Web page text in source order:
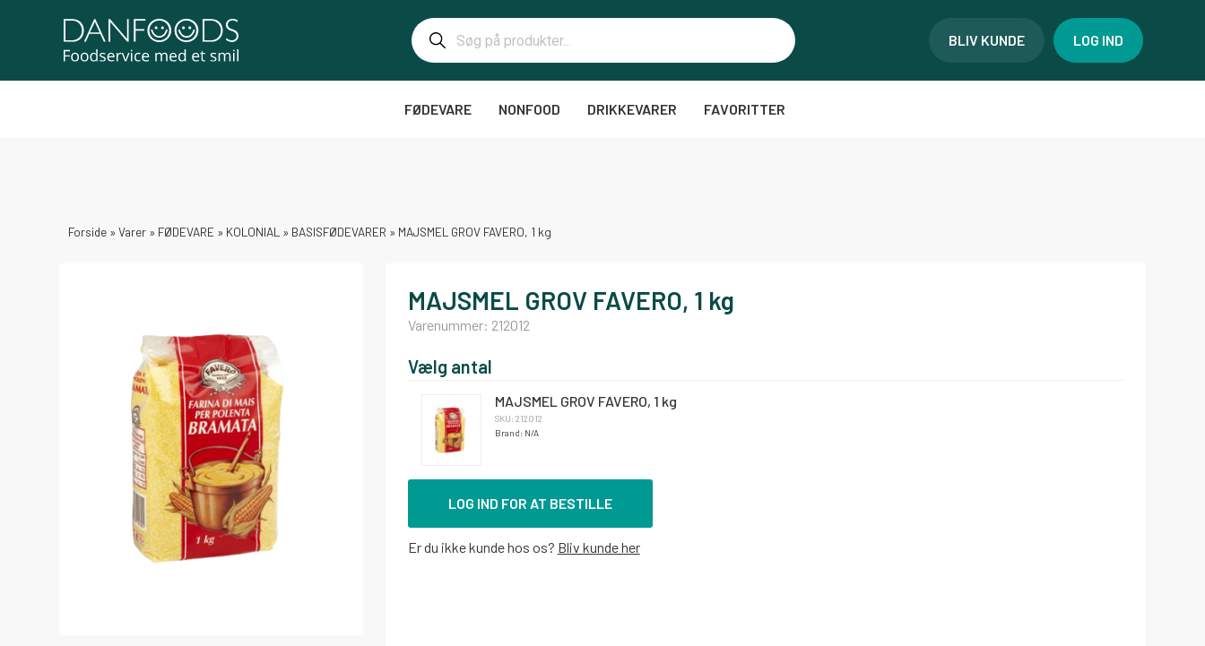
BLIV KUNDE LOG IND
FØDEVARE NONFOOD DRIKKEVARER FAVORITTER
Forside » Varer » FØDEVARE » KOLONIAL » BASISFØDEVARER » MAJSMEL GROV FAVERO, 1 kg
MAJSMEL GROV FAVERO, 1 kg
Varenummer: 212012
Vælg antal
MAJSMEL GROV FAVERO, 1 kg
SKU: 212012
Brand: N/A
LOG IND FOR AT BESTILLE
Er du ikke kunde hos os? Bliv kunde her